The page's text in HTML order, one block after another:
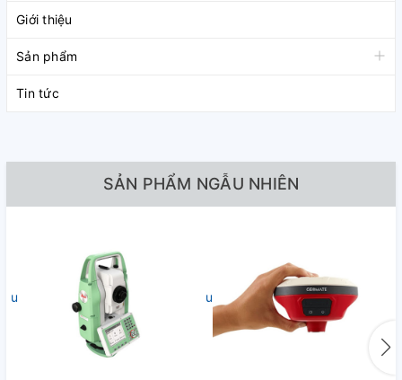
Giới thiệu
Sản phẩm
Tin tức
SẢN PHẨM NGẪU NHIÊN
undefined undefined